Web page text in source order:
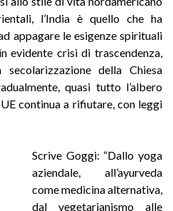
l’India è quello che ha
appagare le esigenze spirituali
evidente crisi di trascendenza,
della Chiesa
quasi tutto l’albero
continua a rifiutare, con leggi
Scrive Goggi: “Dallo yoga
aziendale, all’ayurveda
come medicina alternativa,
dal vegetarianismo alle